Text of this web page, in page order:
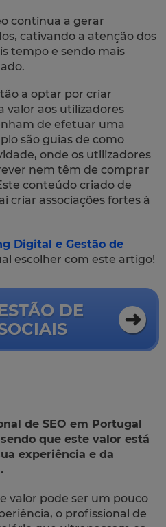
continua a gerar
cativando a atenção dos
tempo e sendo mais
a optar por criar
valor aos utilizadores
de efetuar uma
são guias de como
onde os utilizadores
nem têm de comprar
conteúdo criado de
criar associações fortes à
Digital e Gestão de
escolher com este artigo!
DE
de SEO em Portugal
que este valor está
experiência e da
valor pode ser um pouco
o profissional de